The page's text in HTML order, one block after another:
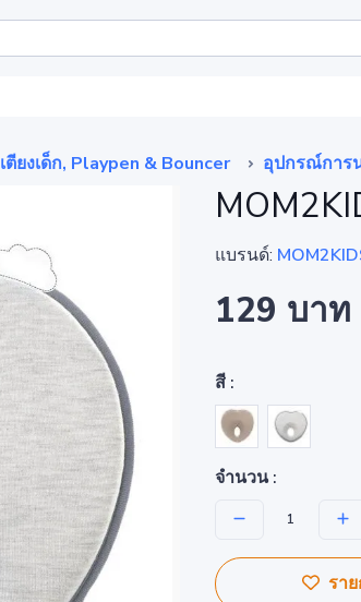
เตียงเด็ก, Playpen & Bouncer อุปกรณ์การ
แบรนด์:
129 บาท
สี :
จำนวน :
รา